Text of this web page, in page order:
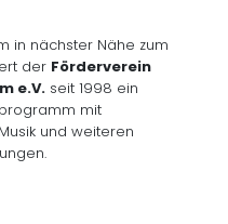
in nächster Nähe zum
der Förderverein
e.V.seit 1998 ein
mit
und weiteren